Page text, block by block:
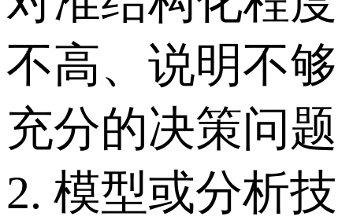
不高、说明不够
充分的决策问题
2. 模型或分析技